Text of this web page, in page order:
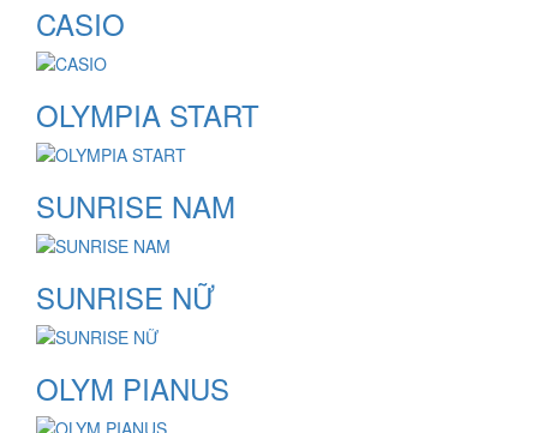
CASIO
OLYMPIA START
SUNRISE NAM
SUNRISE NỮ
OLYM PIANUS